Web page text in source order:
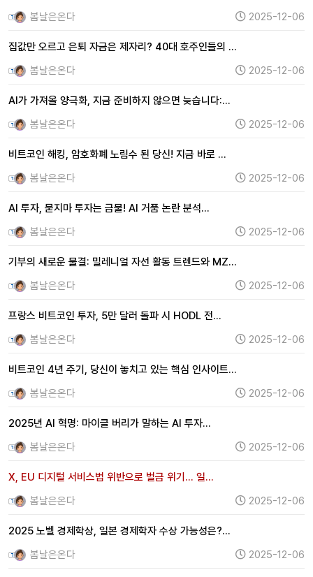
봄날은온다
2025-12-06
집값만 오르고 은퇴 자금은 제자리? 40대 호주인들의 …
봄날은온다
2025-12-06
AI가 가져올 양극화, 지금 준비하지 않으면 늦습니다:…
봄날은온다
2025-12-06
비트코인 해킹, 암호화폐 노림수 된 당신! 지금 바로 …
봄날은온다
2025-12-06
AI 투자, 묻지마 투자는 금물! AI 거품 논란 분석…
봄날은온다
2025-12-06
기부의 새로운 물결: 밀레니얼 자선 활동 트렌드와 MZ…
봄날은온다
2025-12-06
프랑스 비트코인 투자, 5만 달러 돌파 시 HODL 전…
봄날은온다
2025-12-06
비트코인 4년 주기, 당신이 놓치고 있는 핵심 인사이트…
봄날은온다
2025-12-06
2025년 AI 혁명: 마이클 버리가 말하는 AI 투자…
봄날은온다
2025-12-06
X, EU 디지털 서비스법 위반으로 벌금 위기... 일…
봄날은온다
2025-12-06
2025 노벨 경제학상, 일본 경제학자 수상 가능성은?…
봄날은온다
2025-12-06